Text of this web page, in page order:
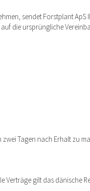
sendet Forstplant
die ursprüngliche
Tagen nach Erhalt zu
gilt das dänische